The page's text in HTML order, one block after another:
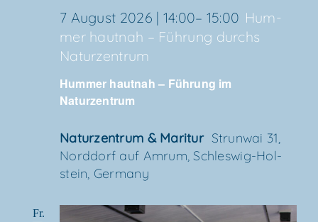
Hum­mer haut­nah – Füh­rung im
Naturzentrum
7 August 2026 | 14:00– 15:00 Hum­
mer haut­nah – Füh­rung durchs
Naturzentrum
Natur­zen­trum & Maritur Strun­wai 31,
Nord­dorf auf Amrum, Schles­wig-Hol­
stein, Germany
Fr.